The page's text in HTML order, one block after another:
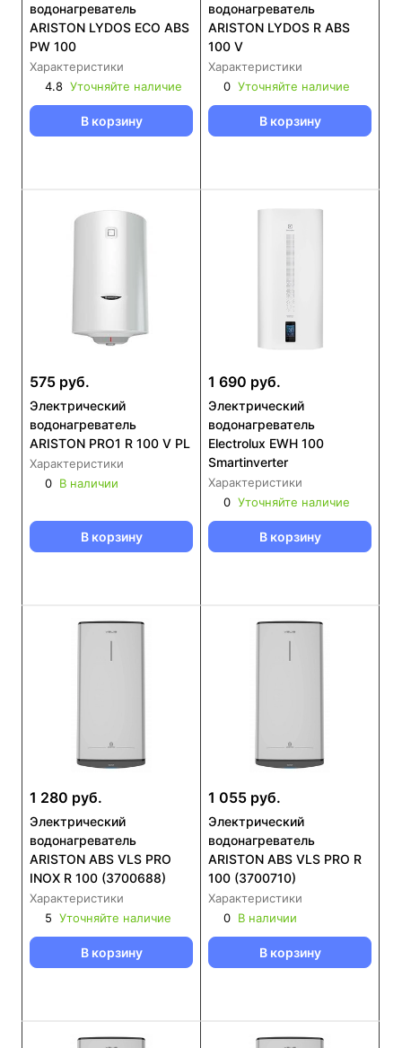
водонагреватель
ARISTON LYDOS ECO ABS
PW 100
Характеристики
4.8 Уточняйте наличие
В корзину
водонагреватель
ARISTON LYDOS R ABS
100 V
Характеристики
0 Уточняйте наличие
В корзину
575 руб.
Электрический
водонагреватель
ARISTON PRO1 R 100 V PL
Характеристики
0 В наличии
В корзину
1 690 руб.
Электрический
водонагреватель
Electrolux EWH 100
Smartinverter
Характеристики
0 Уточняйте наличие
В корзину
1 280 руб.
Электрический
водонагреватель
ARISTON ABS VLS PRO
INOX R 100 (3700688)
Характеристики
5 Уточняйте наличие
В корзину
1 055 руб.
Электрический
водонагреватель
ARISTON ABS VLS PRO R
100 (3700710)
Характеристики
0 В наличии
В корзину